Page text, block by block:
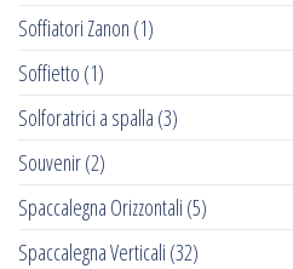
Soffiatori Zanon (1)
Soffietto (1)
Solforatrici a spalla (3)
Souvenir(2)
Spaccalegna Orizzontali (5)
Spaccalegna Verticali (32)